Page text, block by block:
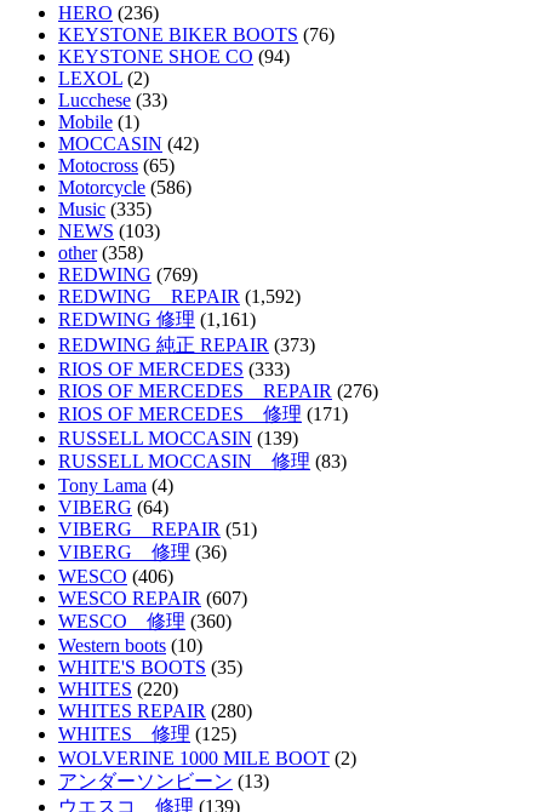
HERO (236)
KEYSTONE BIKER BOOTS (76)
KEYSTONE SHOE CO (94)
LEXOL (2)
Lucchese (33)
Mobile (1)
MOCCASIN (42)
Motocross (65)
Motorcycle (586)
Music (335)
NEWS (103)
other(358)
REDWING (769)
REDWING REPAIR (1,592)
REDWING 修理 (1,161)
REDWING 純正 REPAIR (373)
RIOS OF MERCEDES (333)
RIOS OF MERCEDES REPAIR (276)
RIOS OF MERCEDES 修理 (171)
RUSSELL MOCCASIN (139)
RUSSELL MOCCASIN 修理 (83)
Tony Lama (4)
VIBERG (64)
VIBERG REPAIR (51)
VIBERG 修理 (36)
WESCO (406)
WESCO REPAIR (607)
WESCO 修理 (360)
Western boots (10)
WHITE'S BOOTS (35)
WHITES (220)
WHITES REPAIR (280)
WHITES 修理 (125)
WOLVERINE 1000 MILE BOOT (2)
アンダーソンビーン (13)
ウエスコ 修理 (139)